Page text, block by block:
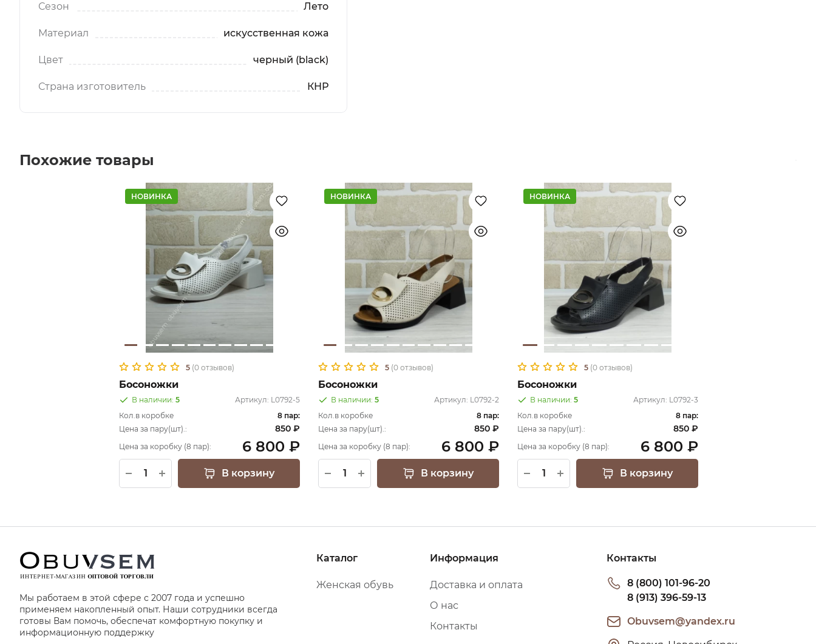
Сезон Лето
Материал искусственная кожа
Цвет черный (black)
Страна изготовитель КНР
Похожие товары
НОВИНКА
5 (0 отзывов)
Босоножки
В наличии: 5 Артикул: L0792-5
Кол.в коробке
8 пар:
Цена за пару(шт).:
850 ₽
Цена за коробку (8 пар): 6 800 ₽
В корзину
НОВИНКА
5 (0 отзывов)
Босоножки
В наличии: 5 Артикул: L0792-2
Кол.в коробке
8 пар:
Цена за пару(шт).:
850 ₽
Цена за коробку (8 пар): 6 800 ₽
В корзину
НОВИНКА
5 (0 отзывов)
Босоножки
В наличии: 5 Артикул: L0792-3
Кол.в коробке
8 пар:
Цена за пару(шт).:
850 ₽
Цена за коробку (8 пар): 6 800 ₽
В корзину
Мы работаем в этой сфере с 2007 года и успешно
применяем накопленный опыт. Наши сотрудники всегда
готовы Вам помочь, обеспечат комфортную покупку и
информационную поддержку
Каталог
Женская обувь
Информация
Доставка и оплата
О нас
Контакты
Контакты
8 (800) 101-96-20
8 (913) 396-59-13
Obuvsem@yandex.ru